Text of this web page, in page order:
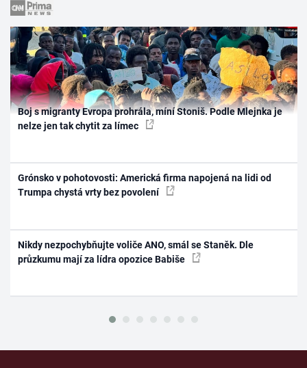
Boj s migranty Evropa prohrála, míní Stoniš. Podle Mlejnka je
nelze jen tak chytit za límec
Grónsko v pohotovosti: Americká firma napojená na lidi od
Trumpa chystá vrty bez povolení
Nikdy nezpochybňujte voliče ANO, smál se Staněk. Dle
průzkumu mají za lídra opozice Babiše